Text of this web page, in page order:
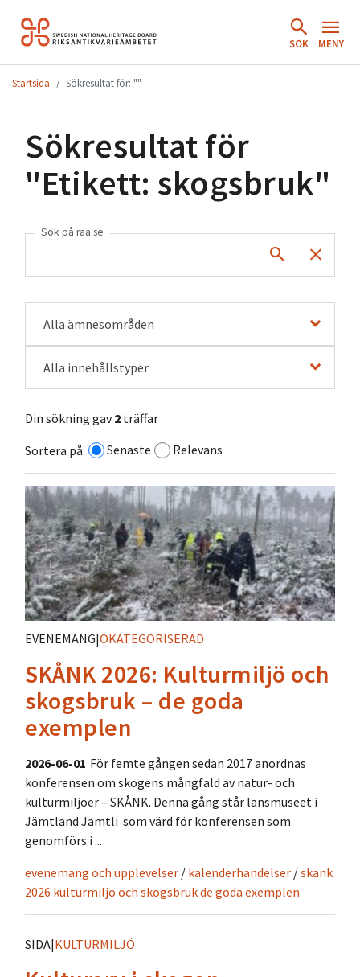
Hoppa
till
SÖK MENY
Startsida Sökresultat för: ""
Sökresultat för
"Etikett: skogsbruk"
Sök på raa.se
Alla ämnesområden
Alla innehållstyper
Din sökning gav2 träffar
Sortera på:
Senaste Relevans
EVENEMANG|OKATEGORISERAD
SKÅNK 2026: Kulturmiljö och
skogsbruk – de goda
exemplen
2026-06-01 För femte gången sedan 2017 anordnas
konferensen om skogens mångfald av natur- och
kulturmiljöer – SKÅNK. Denna gång står länsmuseet i
Jämtland Jamtli som värd för konferensen som
genomförs i ...
evenemang och upplevelser / kalenderhandelser /skank
2026 kulturmiljo och skogsbruk de goda exemplen
SIDA|KULTURMILJÖ